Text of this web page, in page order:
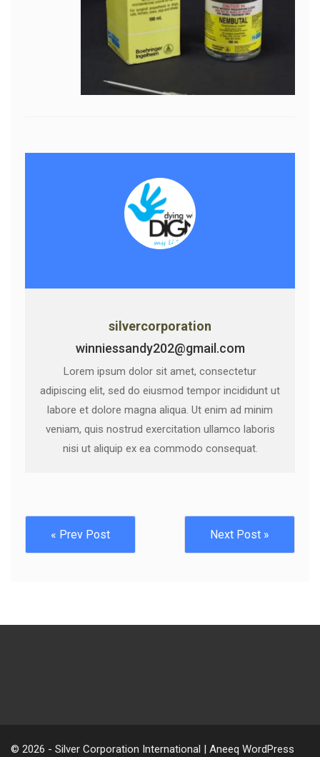
silvercorporation
winniessandy202@gmail.com
Lorem ipsum dolor sit amet, consectetur
adipiscing elit, sed do eiusmod tempor incididunt ut
labore et dolore magna aliqua. Ut enim ad minim
veniam, quis nostrud exercitation ullamco laboris
nisi ut aliquip ex ea commodo consequat.
« Prev Post Next Post »
© 2026 - Silver Corporation International | Aneeq WordPress